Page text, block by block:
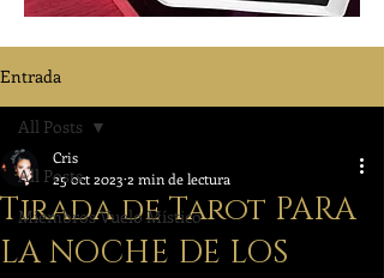
Entrada
All Posts
Miembros Vuelo Místico
All Posts
Tirada de Tarot PARA
LA NOCHE DE LOS
Cris
25 oct 2023 2 min de lectura